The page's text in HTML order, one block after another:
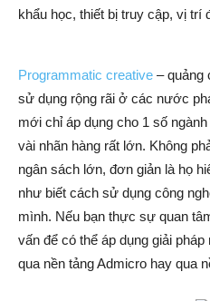
khẩu học, thiết bị truy cập, vị trí
Programmatic creative – quảng
sử dụng rộng rãi ở các nước
mới chỉ áp dụng cho 1 số
vài nhãn hàng rất lớn. Không
ngân sách lớn, đơn giản là họ
như biết cách sử dụng công
mình. Nếu bạn thực sự quan
vấn để có thể áp dụng giải
qua nền tảng Admicro hay qua